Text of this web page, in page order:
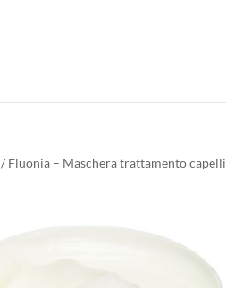
/ Fluonia – Maschera trattamento capelli